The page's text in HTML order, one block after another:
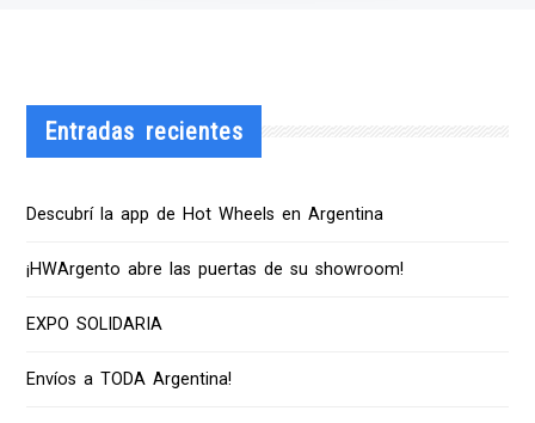
Entradas recientes
Descubrí la app de Hot Wheels en Argentina
¡HWArgento abre las puertas de su showroom!
EXPO SOLIDARIA
Envíos a TODA Argentina!